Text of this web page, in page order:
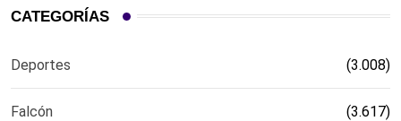
CATEGORÍAS
Deportes (3.008)
Falcón (3.617)